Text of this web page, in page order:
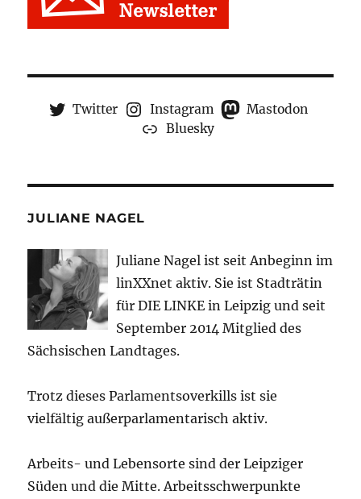
Twitter Instagram
Mastodon
Bluesky
JULIANE NAGEL
Juliane Nagel ist seit Anbeginn im
linXXnet aktiv. Sie ist Stadträtin
für DIE LINKE in Leipzig und seit
September 2014 Mitglied des
Sächsischen Landtages.
Trotz dieses Parlamentsoverkills ist sie
vielfältig außerparlamentarisch aktiv.
Arbeits- und Lebensorte sind der Leipziger
Süden und die Mitte. Arbeitsschwerpunkte